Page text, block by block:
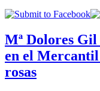
Mª Dolores
en el Mercantil
rosas